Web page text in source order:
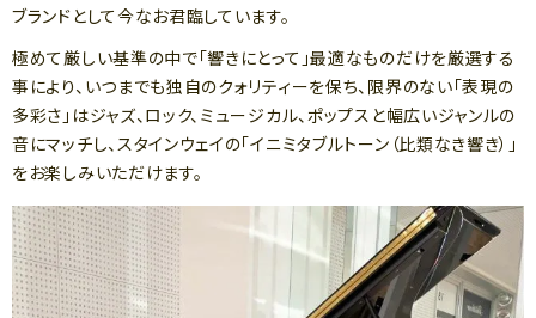
ブランドとして今なお君臨しています。
極めて厳しい基準の中で「響きにとって」最適なものだけを厳選する
事により、いつまでも独自のクォリティーを保ち、限界のない「表現の
多彩さ」はジャズ、ロック、ミュージカル、ポップスと幅広いジャンルの
音にマッチし、スタインウェイの「イニミタブルトーン（比類なき響き）」
をお楽しみいただけます。